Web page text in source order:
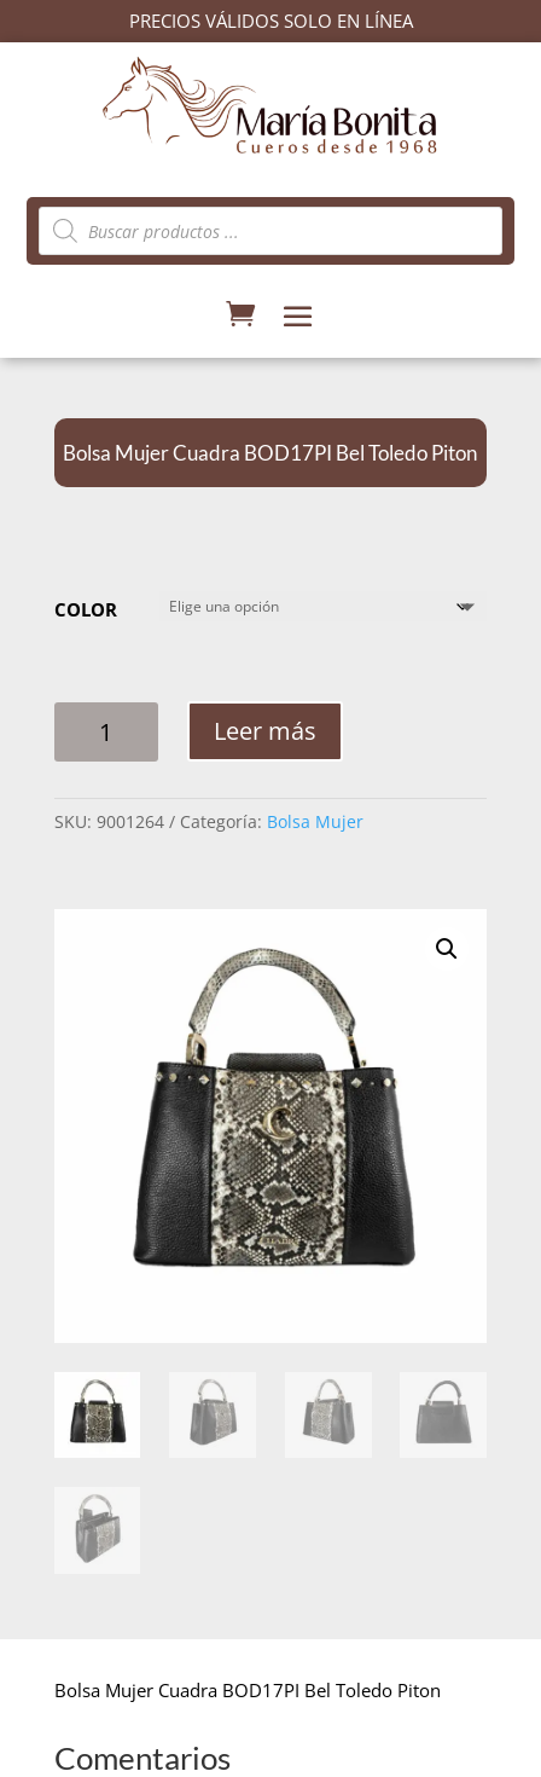
PRECIOS VÁLIDOS SOLO EN LÍNEA
Búsqueda
de
productos
Bolsa Mujer Cuadra BOD17PI Bel Toledo Piton
COLOR
MUJER
BEL
Leer más
SKU: 9001264 Categoría: Bolsa Mujer
Bolsa Mujer Cuadra BOD17PI Bel Toledo Piton
Comentarios